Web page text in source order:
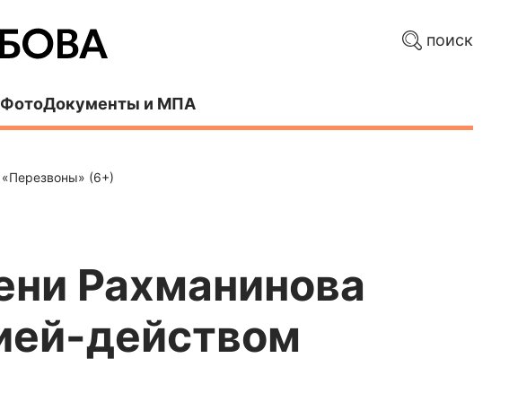
поиск
ФотоДокументы и МПА
(6+)
Рахманинова
действом